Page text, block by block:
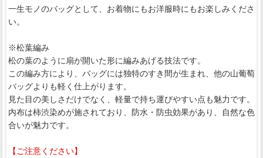
一生モノのバッグとして、お着物にもお洋服時にもお楽しみくださ
い。
※松葉編み
松の葉のように扇が開いた形に編みあげる技法です。
この編み方により、バッグには独特のすき間が生まれ、他の山葡萄
バッグよりも軽く仕上がります。
見た目の美しさだけでなく、軽量で持ち運びやすい点も魅力です。
内布は柿渋染めが施されており、防水・防虫効果があり、自然な色
合いが魅力です。
【ご注意ください】